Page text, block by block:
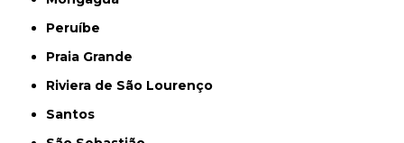
Peruíbe
Praia Grande
Riviera de São Lourenço
Santos